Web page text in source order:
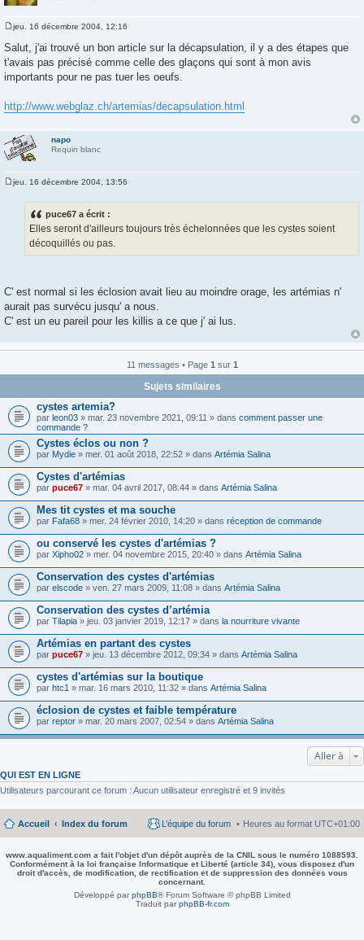
M
e
s
s
a
g
jeu. 16 décembre 2004, 12:16
Salut, j'ai trouvé un bon article sur la décapsulation, il y a des étapes que
t'avais pas précisé comme celle des glaçons qui sont à mon avis
importants pour ne pas tuer les oeufs.
http://www.webglaz.ch/artemias/decapsulation.html
napo
Requin blanc
M
jeu. 16 décembre 2004, 13:56
puce67 a écrit :
Elles seront d'ailleurs toujours très échelonnées que les cystes soient
décoquillés ou pas.
C' est normal si les éclosion avait lieu au moindre orage, les artémias n'
aurait pas survécu jusqu' a nous.
C' est un eu pareil pour les killis a ce que j' ai lus.
11 messages • Page 1 sur 1
Sujets similaires
cystes artemia?
par leon03 » mar. 23 novembre 2021, 09:11 » dans comment passer une
commande ?
Cystes éclos ou non ?
par Mydie » mer. 01 août 2018, 22:52 » dans Artémia Salina
Cystes d'artémias
par puce67 » mar. 04 avril 2017, 08:44 » dans Artémia Salina
Mes tit cystes et ma souche
par Fafa68 » mer. 24 février 2010, 14:20 » dans réception de commande
ou conservé les cystes d'artémias ?
par Xipho02 » mer. 04 novembre 2015, 20:40 » dans Artémia Salina
Conservation des cystes d'artémias
par elscode » ven. 27 mars 2009, 11:08 » dans Artémia Salina
Conservation des cystes d’artémia
par Tilapia » jeu. 03 janvier 2019, 12:17 » dans la nourriture vivante
Artémias en partant des cystes
par puce67 » jeu. 13 décembre 2012, 09:34 » dans Artémia Salina
cystes d'artémias sur la boutique
par htc1 » mar. 16 mars 2010, 11:32 » dans Artémia Salina
éclosion de cystes et faible température
par reptor » mar. 20 mars 2007, 02:54 » dans Artémia Salina
Aller à
QUI EST EN LIGNE
Utilisateurs parcourant ce forum : Aucun utilisateur enregistré et 9 invités
Accueil Index du forum Heures au format UTC+01:00
L’équipe du forum
www.aqualiment.com a fait l'objet d'un dépôt auprès de la CNIL sous le numéro 1088593.
Conformément à la loi française Informatique et Liberté (article 34), vous disposez d'un
droit d'accès, de modification, de rectification et de suppression des données vous
concernant.
Développé parphpBB® Forum Software © phpBB Limited
Traduit parphpBB-fr.com